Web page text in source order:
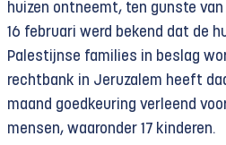
huizen ontneemt, ten gunste
16 februari werd bekend dat de
Palestijnse families in beslag
rechtbank in Jeruzalem heeft
maand goedkeuring verleend
mensen, waaronder 17 kinderen.